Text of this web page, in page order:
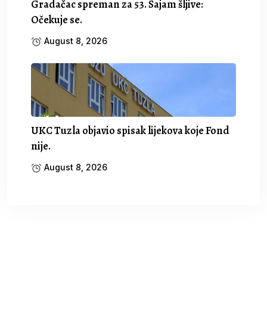
Gradačac spreman za 53. Sajam šljive:
Očekuje se.
August 8, 2026
UKC Tuzla objavio spisak lijekova koje Fond
nije.
August 8, 2026